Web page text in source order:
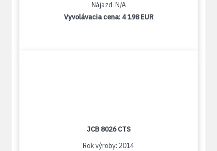
Nájazd: N/A
Vyvolávacia cena:4 198 EUR
JCB 8026 CTS
Rok výroby: 2014